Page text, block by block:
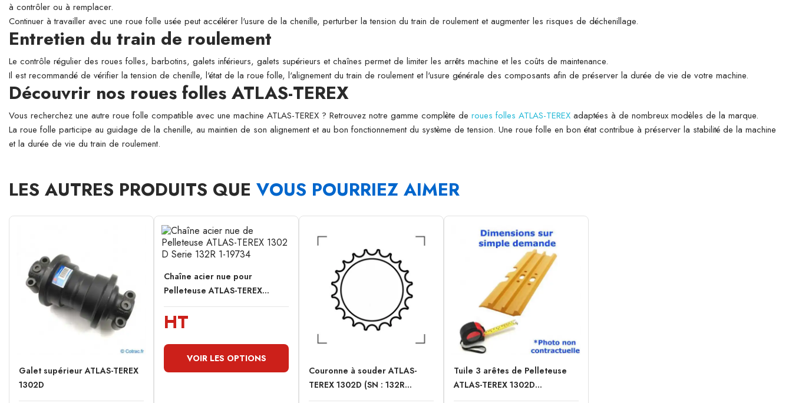
à contrôler ou à remplacer.
Continuer à travailler avec une roue folle usée peut accélérer l'usure de la chenille, perturber la tension du train de roulement et augmenter les risques de déchenillage.
Entretien du train de roulement
Le contrôle régulier des roues folles, barbotins, galets inférieurs, galets supérieurs et chaînes permet de limiter les arrêts machine et les coûts de maintenance.
Il est recommandé de vérifier la tension de chenille, l'état de la roue folle, l'alignement du train de roulement et l'usure générale des composants afin de préserver la durée de vie de votre machine.
Découvrir nos roues folles ATLAS-TEREX
Vous recherchez une autre roue folle compatible avec une machine ATLAS-TEREX ? Retrouvez notre gamme complète de roues folles ATLAS-TEREX adaptées à de nombreux modèles de la marque.
La roue folle participe au guidage de la chenille, au maintien de son alignement et au bon fonctionnement du système de tension. Une roue folle en bon état contribue à préserver la stabilité de la machine
et la durée de vie du train de roulement.
LES AUTRES PRODUITS QUE VOUS POURRIEZ AIMER
Galet supérieur ATLAS-TEREX
1302D
Chaîne acier nue pour
Pelleteuse ATLAS-TEREX...
HT
VOIR LES OPTIONS
Couronne à souder ATLAS-
TEREX 1302D (SN : 132R...
Tuile 3 arêtes de Pelleteuse
ATLAS-TEREX 1302D...